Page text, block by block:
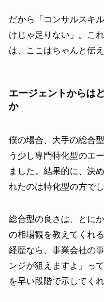
だから「コンサルスキ
けじゃ足りない」。こ
は、ここはちゃんと伝
エージェントからは
か
僕の場合、大手の総合
う少し専門特化型のエ
ました。結果的に、決
れたのは特化型の方でし
総合型の良さは、とに
の相場観を教えてくれ
経歴なら、事業会社の
ンジが狙えますよ」っ
を早い段階で示してく